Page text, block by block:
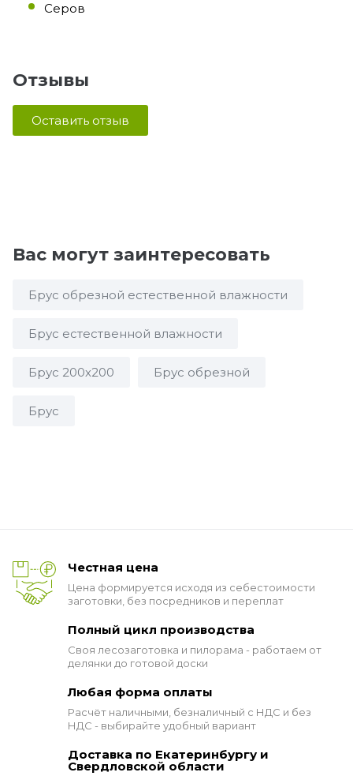
Серов
Отзывы
Оставить отзыв
Вас могут заинтересовать
Брус обрезной естественной влажности
Брус естественной влажности
Брус 200х200 Брус обрезной
Брус
Честная цена
Цена формируется исходя из себестоимости
заготовки, без посредников и переплат
Полный цикл производства
Своя лесозаготовка и пилорама - работаем от
делянки до готовой доски
Любая форма оплаты
Расчёт наличными, безналичный с НДС и без
НДС - выбирайте удобный вариант
Доставка по Екатеринбургу и
Свердловской области